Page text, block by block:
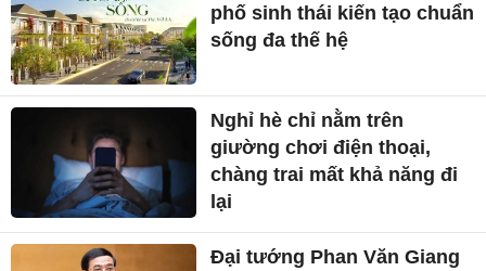
phố sinh thái kiến tạo chuẩn
sống đa thế hệ
Nghỉ hè chỉ nằm trên
giường chơi điện thoại,
chàng trai mất khả năng đi
lại
Đại tướng Phan Văn Giang